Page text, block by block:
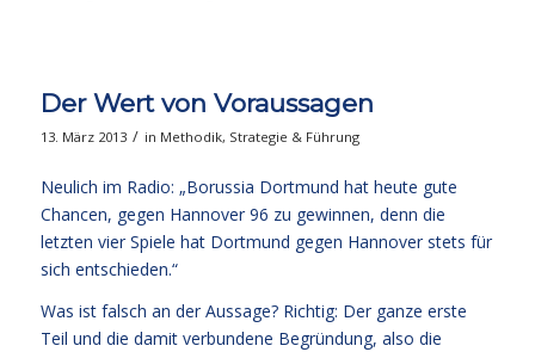
Der Wert von Voraussagen
13. März 2013 / in Methodik, Strategie & Führung
Neulich im Radio: „Borussia Dortmund hat heute gute
Chancen, gegen Hannover 96 zu gewinnen, denn die
letzten vier Spiele hat Dortmund gegen Hannover stets für
sich entschieden.“
Was ist falsch an der Aussage? Richtig: Der ganze erste
Teil und die damit verbundene Begründung, also die